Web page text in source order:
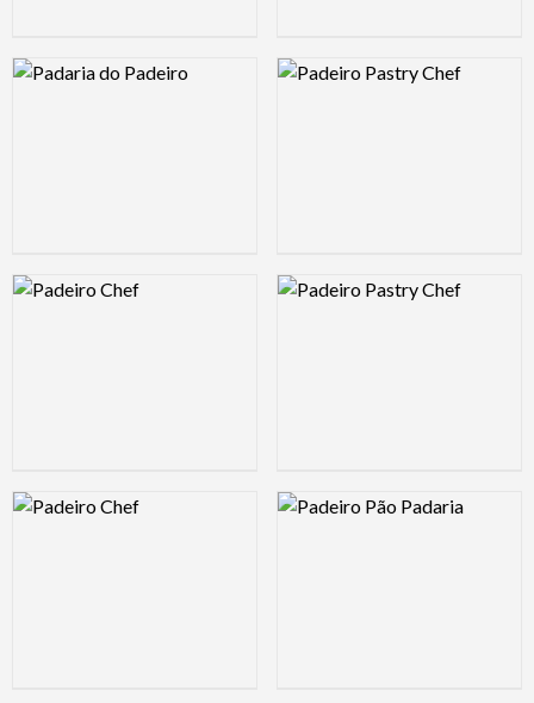
Logo Preview Image Logo Preview Image
Logo Preview Image Logo Preview Image
Logo Preview Image Logo Preview Image